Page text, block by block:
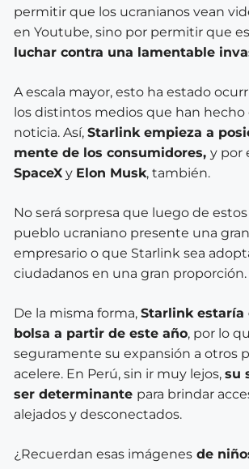
permitir que los ucranianos vean
en Youtube, sino por permitir que
luchar contra una lamentable
A escala mayor, esto ha estado
los distintos medios que han hecho
noticia. Así, Starlink empieza a
mente de los consumidores, y por
SpaceX y Elon Musk, también.
No será sorpresa que luego de
pueblo ucraniano presente una
empresario o que Starlink sea
ciudadanos en una gran proporción.
De la misma forma, Starlink estaría
bolsa a partir de este año, por lo
seguramente su expansión a otros
acelere. En Perú, sin ir muy lejos, su
ser determinante para brindar
alejados y desconectados.
¿Recuerdan esas imágenes de